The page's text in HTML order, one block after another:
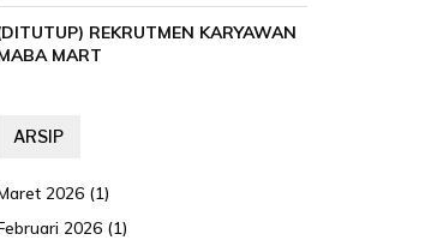
REKRUTMEN KARYAWAN
MART
ARSIP
2026 (1)
2026 (1)